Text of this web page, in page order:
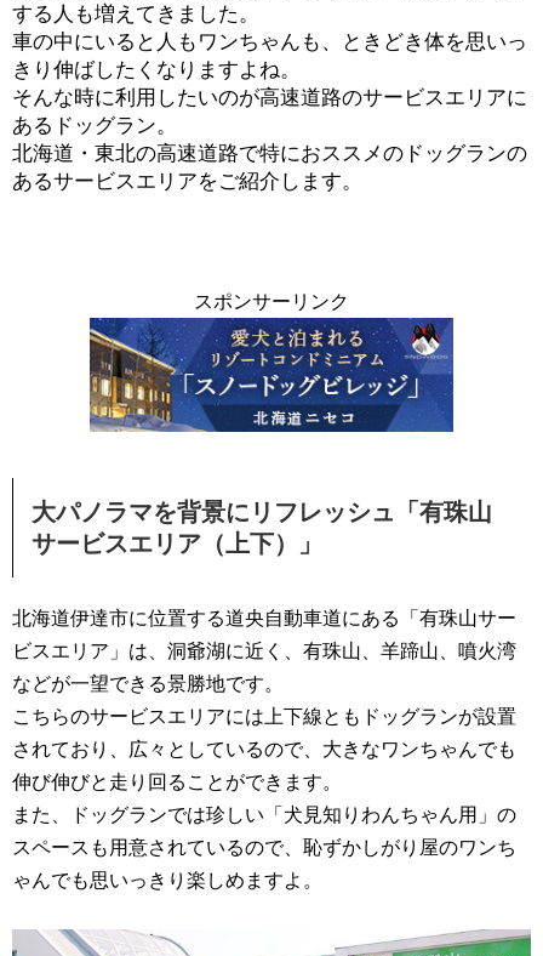
する人も増えてきました。
車の中にいると人もワンちゃんも、ときどき体を思いっ
きり伸ばしたくなりますよね。
そんな時に利用したいのが高速道路のサービスエリアに
あるドッグラン。
北海道・東北の高速道路で特におススメのドッグランの
あるサービスエリアをご紹介します。
スポンサーリンク
大パノラマを背景にリフレッシュ「有珠山
サービスエリア（上下）」
北海道伊達市に位置する道央自動車道にある「有珠山サー
ビスエリア」は、洞爺湖に近く、有珠山、羊蹄山、噴火湾
などが一望できる景勝地です。
こちらのサービスエリアには上下線ともドッグランが設置
されており、広々としているので、大きなワンちゃんでも
伸び伸びと走り回ることができます。
また、ドッグランでは珍しい「犬見知りわんちゃん用」の
スペースも用意されているので、恥ずかしがり屋のワンち
ゃんでも思いっきり楽しめますよ。